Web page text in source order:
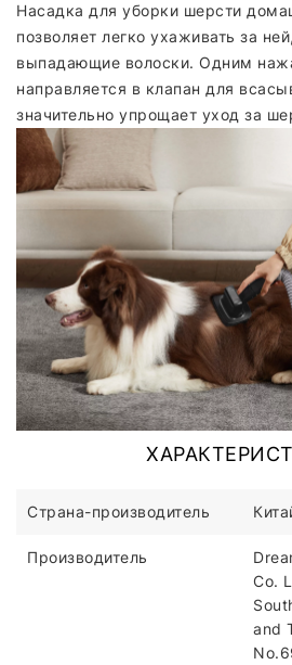
Насадка для уборки шерсти
позволяет легко ухаживать за
выпадающие волоски. Одним
направляется в клапан для
значительно упрощает уход за
Страна-производитель
Производитель
Co.
and